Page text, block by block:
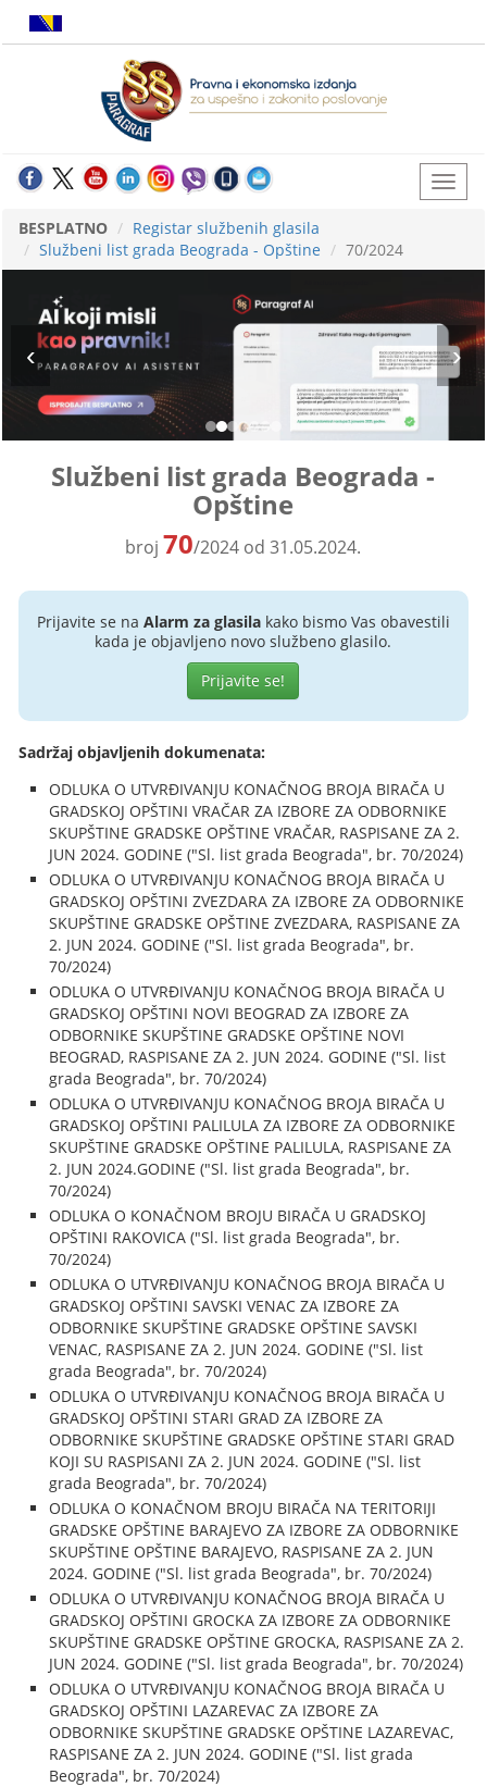
BESPLATNO
Registar službenih glasila
Službeni list grada Beograda - Opštine
70/2024
Službeni list grada Beograda -
Opštine
broj 70/2024 od 31.05.2024.
Prijavite se na Alarm za glasilakako bismo Vas obavestili
kada je objavljeno novo službeno glasilo.
Prijavite se!
Sadržaj objavljenih dokumenata:
ODLUKA O UTVRĐIVANJU KONAČNOG BROJA BIRAČA U
GRADSKOJ OPŠTINI VRAČAR ZA IZBORE ZA ODBORNIKE
SKUPŠTINE GRADSKE OPŠTINE VRAČAR, RASPISANE ZA 2.
JUN 2024. GODINE ("Sl. list grada Beograda", br. 70/2024)
ODLUKA O UTVRĐIVANJU KONAČNOG BROJA BIRAČA U
GRADSKOJ OPŠTINI ZVEZDARA ZA IZBORE ZA ODBORNIKE
SKUPŠTINE GRADSKE OPŠTINE ZVEZDARA, RASPISANE ZA
2. JUN 2024. GODINE ("Sl. list grada Beograda", br.
70/2024)
ODLUKA O UTVRĐIVANJU KONAČNOG BROJA BIRAČA U
GRADSKOJ OPŠTINI NOVI BEOGRAD ZA IZBORE ZA
ODBORNIKE SKUPŠTINE GRADSKE OPŠTINE NOVI
BEOGRAD, RASPISANE ZA 2. JUN 2024. GODINE ("Sl. list
grada Beograda", br. 70/2024)
ODLUKA O UTVRĐIVANJU KONAČNOG BROJA BIRAČA U
GRADSKOJ OPŠTINI PALILULA ZA IZBORE ZA ODBORNIKE
SKUPŠTINE GRADSKE OPŠTINE PALILULA, RASPISANE ZA
2. JUN 2024.GODINE ("Sl. list grada Beograda", br.
70/2024)
ODLUKA O KONAČNOM BROJU BIRAČA U GRADSKOJ
OPŠTINI RAKOVICA ("Sl. list grada Beograda", br.
70/2024)
ODLUKA O UTVRĐIVANJU KONAČNOG BROJA BIRAČA U
GRADSKOJ OPŠTINI SAVSKI VENAC ZA IZBORE ZA
ODBORNIKE SKUPŠTINE GRADSKE OPŠTINE SAVSKI
VENAC, RASPISANE ZA 2. JUN 2024. GODINE ("Sl. list
grada Beograda", br. 70/2024)
ODLUKA O UTVRĐIVANJU KONAČNOG BROJA BIRAČA U
GRADSKOJ OPŠTINI STARI GRAD ZA IZBORE ZA
ODBORNIKE SKUPŠTINE GRADSKE OPŠTINE STARI GRAD
KOJI SU RASPISANI ZA 2. JUN 2024. GODINE ("Sl. list
grada Beograda", br. 70/2024)
ODLUKA O KONAČNOM BROJU BIRAČA NA TERITORIJI
GRADSKE OPŠTINE BARAJEVO ZA IZBORE ZA ODBORNIKE
SKUPŠTINE OPŠTINE BARAJEVO, RASPISANE ZA 2. JUN
2024. GODINE ("Sl. list grada Beograda", br. 70/2024)
ODLUKA O UTVRĐIVANJU KONAČNOG BROJA BIRAČA U
GRADSKOJ OPŠTINI GROCKA ZA IZBORE ZA ODBORNIKE
SKUPŠTINE GRADSKE OPŠTINE GROCKA, RASPISANE ZA 2.
JUN 2024. GODINE ("Sl. list grada Beograda", br. 70/2024)
ODLUKA O UTVRĐIVANJU KONAČNOG BROJA BIRAČA U
GRADSKOJ OPŠTINI LAZAREVAC ZA IZBORE ZA
ODBORNIKE SKUPŠTINE GRADSKE OPŠTINE LAZAREVAC,
RASPISANE ZA 2. JUN 2024. GODINE ("Sl. list grada
Beograda", br. 70/2024)